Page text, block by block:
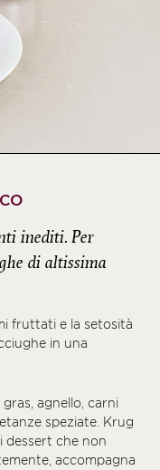
inediti. Per
di altissima
fruttati e la setosità
in una
agnello, carni
speziate. Krug
dessert che non
accompagna